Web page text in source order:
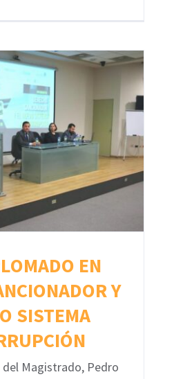
EN
Y
SISTEMA
Magistrado, Pedro